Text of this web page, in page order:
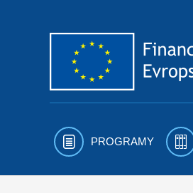
PROGRAMY